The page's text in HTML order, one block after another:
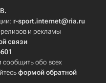
r-sport.internet@ria.ru
и рекламы
связи
сообщить обо всех
формой обратной